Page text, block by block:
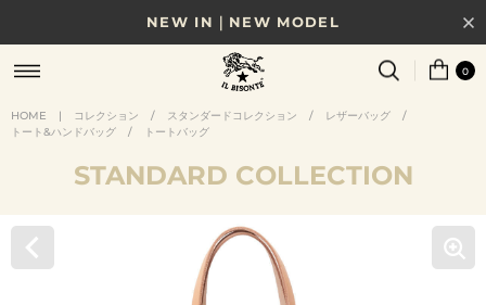
NEW IN｜NEW MODEL
8/17(月)10時まで｜税込11,000円以上で送料無料
贈る相手やシーンから選べる、新しいギフトガイド
0
HOME | コレクション / スタンダードコレクション / レザーバッグ
/
トート&ハンドバッグ
/ トートバッグ
STANDARD COLLECTION